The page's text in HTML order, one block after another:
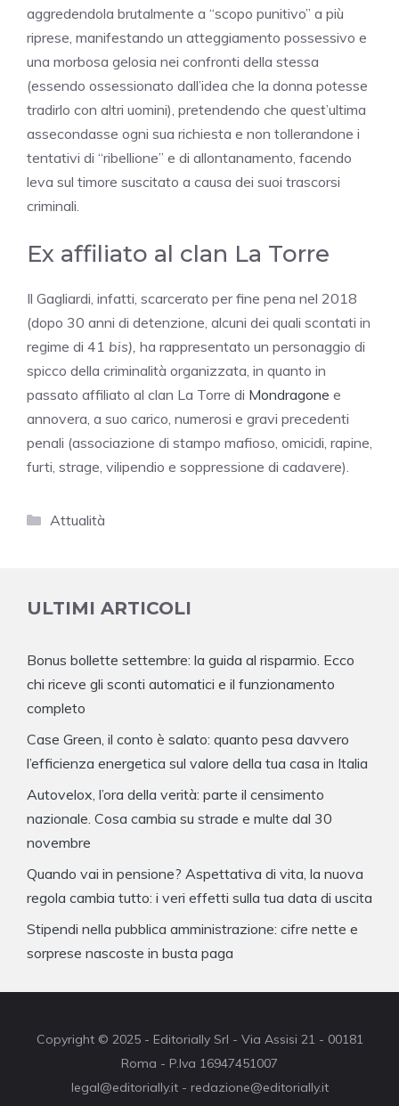
aggredendola brutalmente a “scopo punitivo” a più
riprese, manifestando un atteggiamento possessivo e
una morbosa gelosia nei confronti della stessa
(essendo ossessionato dall’idea che la donna potesse
tradirlo con altri uomini), pretendendo che quest’ultima
assecondasse ogni sua richiesta e non tollerandone i
tentativi di “ribellione” e di allontanamento, facendo
leva sul timore suscitato a causa dei suoi trascorsi
criminali.
Ex affiliato al clan La Torre
Il Gagliardi, infatti, scarcerato per fine pena nel 2018
(dopo 30 anni di detenzione, alcuni dei quali scontati in
regime di 41 bis), ha rappresentato un personaggio di
spicco della criminalità organizzata, in quanto in
passato affiliato al clan La Torre di Mondragone e
annovera, a suo carico, numerosi e gravi precedenti
penali (associazione di stampo mafioso, omicidi, rapine,
furti, strage, vilipendio e soppressione di cadavere).
Categorie
Attualità
ULTIMI ARTICOLI
Bonus bollette settembre: la guida al risparmio. Ecco
chi riceve gli sconti automatici e il funzionamento
completo
Case Green, il conto è salato: quanto pesa davvero
l’efficienza energetica sul valore della tua casa in Italia
Autovelox, l’ora della verità: parte il censimento
nazionale. Cosa cambia su strade e multe dal 30
novembre
Quando vai in pensione? Aspettativa di vita, la nuova
regola cambia tutto: i veri effetti sulla tua data di uscita
Stipendi nella pubblica amministrazione: cifre nette e
sorprese nascoste in busta paga
Copyright © 2025 - Editorially Srl - Via Assisi 21 - 00181
Roma - P.Iva 16947451007
legal@editorially.it - redazione@editorially.it